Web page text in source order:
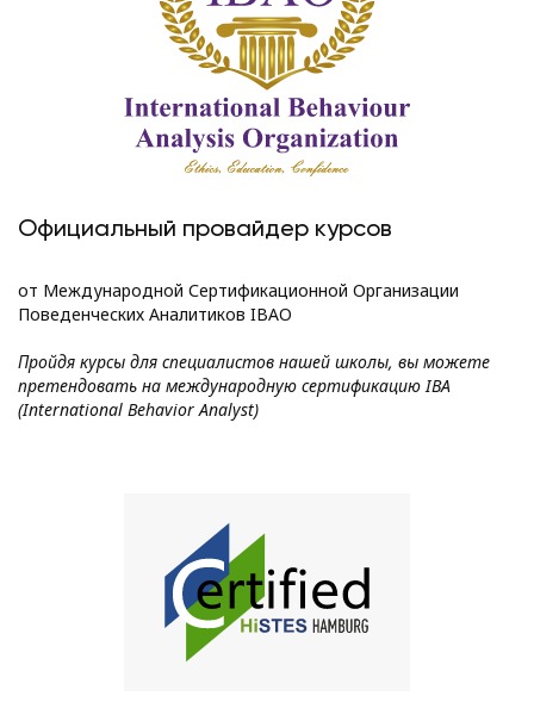
Официальный провайдер курсов
от Международной Сертификационной Организации
Поведенческих Аналитиков IBAO
Пройдя курсы для специалистов нашей школы, вы можете
претендовать на международную сертификацию IBA
(International Behavior Analyst)